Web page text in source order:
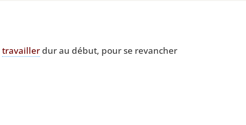
tra­vaillerdur au début, pour se revan­cher